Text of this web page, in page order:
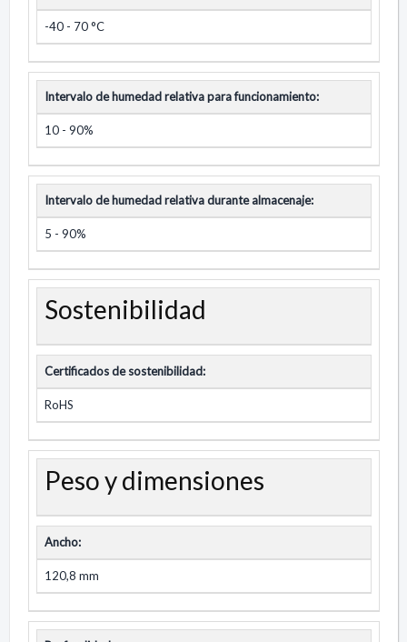
-40 - 70 °C
Intervalo de humedad relativa para funcionamiento:
10 - 90%
Intervalo de humedad relativa durante almacenaje:
5 - 90%
Sostenibilidad
Certificados de sostenibilidad:
RoHS
Peso y dimensiones
Ancho:
120,8 mm